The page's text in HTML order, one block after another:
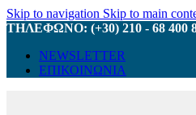
Skip to navigation Skip to main
ΤΗΛΕΦΩΝΟ: (+30) 210 - 68 400
NEWSLETTER
ΕΠΙΚΟΙΝΩΝΙΑ